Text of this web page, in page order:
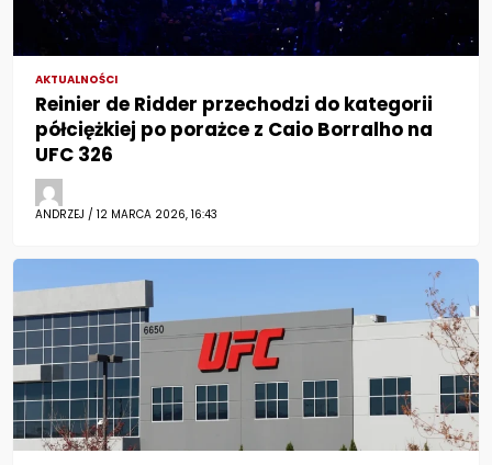
AKTUALNOŚCI
Reinier de Ridder przechodzi do kategorii
półciężkiej po porażce z Caio Borralho na
UFC 326
ANDRZEJ / 12 MARCA 2026, 16:43